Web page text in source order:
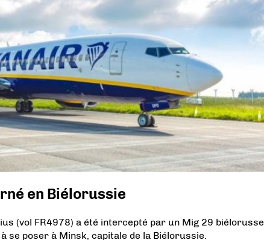
en Biélorussie
(vol FR4978) a été intercepté par un Mig 29 biélorusse
se poser à Minsk, capitale de la Biélorussie.